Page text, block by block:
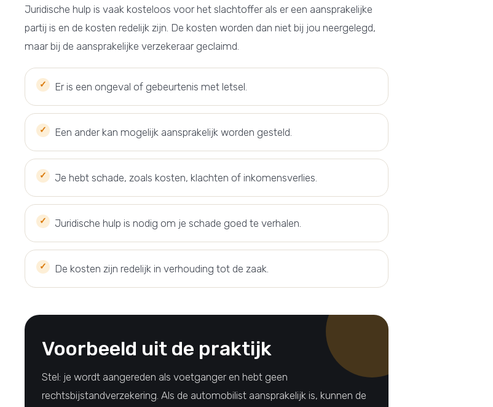
Juridische hulp is vaak kosteloos voor het slachtoffer als er een aansprakelijke
partij is en de kosten redelijk zijn. De kosten worden dan niet bij jou neergelegd,
maar bij de aansprakelijke verzekeraar geclaimd.
Er is een ongeval of gebeurtenis met letsel.
Een ander kan mogelijk aansprakelijk worden gesteld.
Je hebt schade, zoals kosten, klachten of inkomensverlies.
Juridische hulp is nodig om je schade goed te verhalen.
De kosten zijn redelijk in verhouding tot de zaak.
Voorbeeld uit de praktijk
Stel: je wordt aangereden als voetganger en hebt geen
rechtsbijstandverzekering. Als de automobilist aansprakelijk is, kunnen de